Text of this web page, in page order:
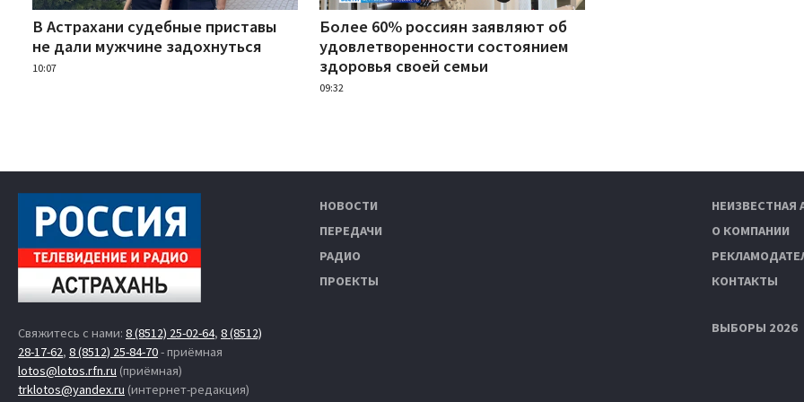
В Астрахани судебные приставы
не дали мужчине задохнуться
10:07
Более 60% россиян заявляют об
удовлетворенности состоянием
здоровья своей семьи
09:32
Свяжитесь с нами: 8 (8512) 25-02-64, 8 (8512)
28-17-62, 8 (8512) 25-84-70- приёмная
lotos@lotos.rfn.ru (приёмная)
trklotos@yandex.ru (интернет-редакция)
НОВОСТИ
ПЕРЕДАЧИ
РАДИО
ПРОЕКТЫ
НЕИЗВЕСТНАЯ
О КОМПАНИИ
КОНТАКТЫ
ВЫБОРЫ 2026